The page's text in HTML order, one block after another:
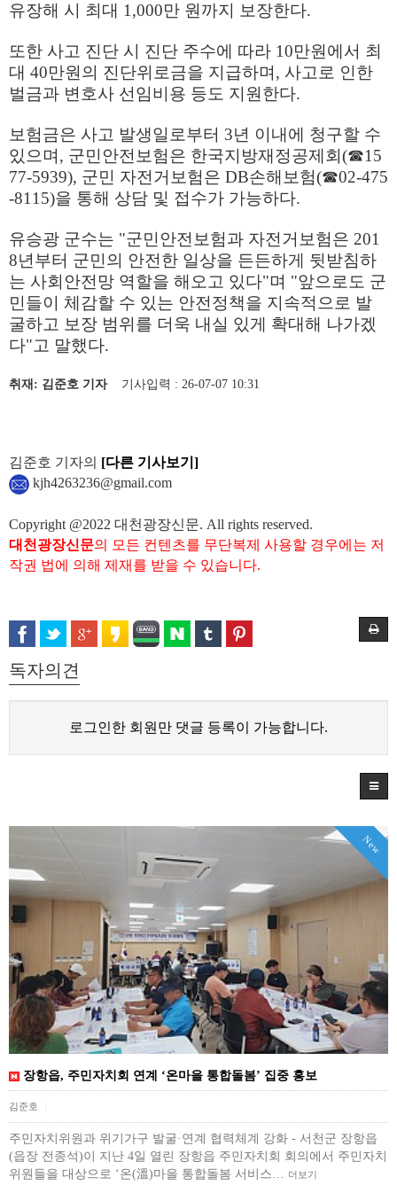
유장해 시 최대 1,000만 원까지 보장한다.
또한 사고 진단 시 진단 주수에 따라 10만원에서 최
대 40만원의 진단위로금을 지급하며 , 사고로 인한
벌금과 변호사 선임비용 등도 지원한다.
보험금은 사고 발생일로부터 3년 이내에 청구할 수
있으며 , 군민안전보험은 한국지방재정공제회 (☎15
77-5939), 군민 자전거보험은 DB손해보험(☎02-475
-8115)을 통해 상담 및 접수가 가능하다.
유승광 군수는 "군민안전보험과 자전거보험은 201
8년부터 군민의 안전한 일상을 든든하게 뒷받침하
는 사회안전망 역할을 해오고 있다"며 "앞으로도 군
민들이 체감할 수 있는 안전정책을 지속적으로 발
굴하고 보장 범위를 더욱 내실 있게 확대해 나가겠
다"고 말했다.
취재: 김준호 기자기사입력 : 26-07-07 10:31
김준호 기자의 [다른 기사보기]
kjh4263236@gmail.com
Copyright @2022 대천광장신문. All rights reserved.
대천광장신문의 모든 컨텐츠를 무단복제 사용할 경우에는 저
작권 법에 의해 제재를 받을 수 있습니다.
독자의견
로그인한 회원만 댓글 등록이 가능합니다.
New
장항읍, 주민자치회 연계 ‘온마을 통합돌봄’ 집중 홍보
김준호
주민자치위원과 위기가구 발굴·연계 협력체계 강화 - 서천군 장항읍
(읍장 전종석)이 지난 4일 열린 장항읍 주민자치회 회의에서 주민자치
위원들을 대상으로 ‘온(溫)마을 통합돌봄 서비스…
더보기